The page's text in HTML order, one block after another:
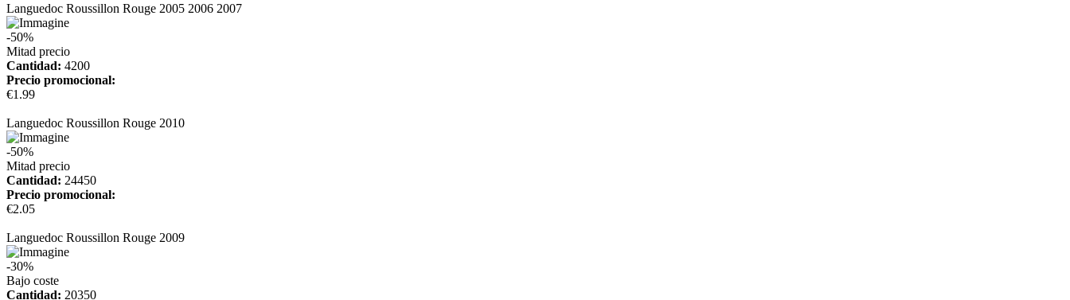
Languedoc Roussillon Rouge 2005 2006 2007
-50%
Mitad precio
Cantidad: 4200
Precio promocional:
€1.99
Languedoc Roussillon Rouge 2010
-50%
Mitad precio
Cantidad: 24450
Precio promocional:
€2.05
Languedoc Roussillon Rouge 2009
-30%
Bajo coste
Cantidad: 20350